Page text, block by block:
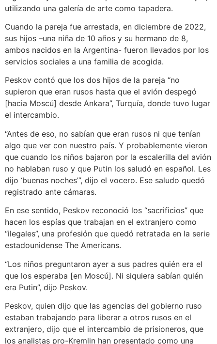
utilizando una galería de arte como tapadera.
Cuando la pareja fue arrestada, en diciembre de 2022,
sus hijos –una niña de 10 años y su hermano de 8,
ambos nacidos en la Argentina- fueron llevados por los
servicios sociales a una familia de acogida.
Peskov contó que los dos hijos de la pareja “no
supieron que eran rusos hasta que el avión despegó
[hacia Moscú] desde Ankara”, Turquía, donde tuvo lugar
el intercambio.
“Antes de eso, no sabían que eran rusos ni que tenían
algo que ver con nuestro país. Y probablemente vieron
que cuando los niños bajaron por la escalerilla del avión
no hablaban ruso y que Putin los saludó en español. Les
dijo ‘buenas noches’”, dijo el vocero. Ese saludo quedó
registrado ante cámaras.
En ese sentido, Peskov reconoció los “sacrificios” que
hacen los espías que trabajan en el extranjero como
“ilegales”, una profesión que quedó retratada en la serie
estadounidense The Americans.
“Los niños preguntaron ayer a sus padres quién era el
que los esperaba [en Moscú]. Ni siquiera sabían quién
era Putin”, dijo Peskov.
Peskov, quien dijo que las agencias del gobierno ruso
estaban trabajando para liberar a otros rusos en el
extranjero, dijo que el intercambio de prisioneros, que
los analistas pro-Kremlin han presentado como una